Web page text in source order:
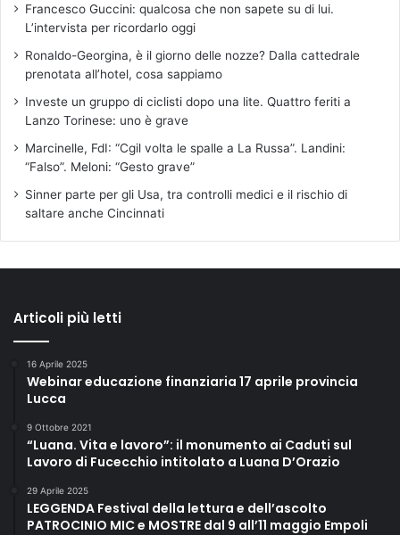
Francesco Guccini: qualcosa che non sapete su di lui.
L’intervista per ricordarlo oggi
Ronaldo-Georgina, è il giorno delle nozze? Dalla cattedrale
prenotata all’hotel, cosa sappiamo
Investe un gruppo di ciclisti dopo una lite. Quattro feriti a
Lanzo Torinese: uno è grave
Marcinelle, FdI: “Cgil volta le spalle a La Russa”. Landini:
“Falso”. Meloni: “Gesto grave”
Sinner parte per gli Usa, tra controlli medici e il rischio di
saltare anche Cincinnati
Articoli più letti
16 Aprile 2025
Webinar educazione finanziaria 17 aprile provincia
Lucca
9 Ottobre 2021
“Luana. Vita e lavoro”: il monumento ai Caduti sul
Lavoro di Fucecchio intitolato a Luana D’Orazio
29 Aprile 2025
LEGGENDA Festival della lettura e dell’ascolto
PATROCINIO MIC e MOSTRE dal 9 all’11 maggio Empoli